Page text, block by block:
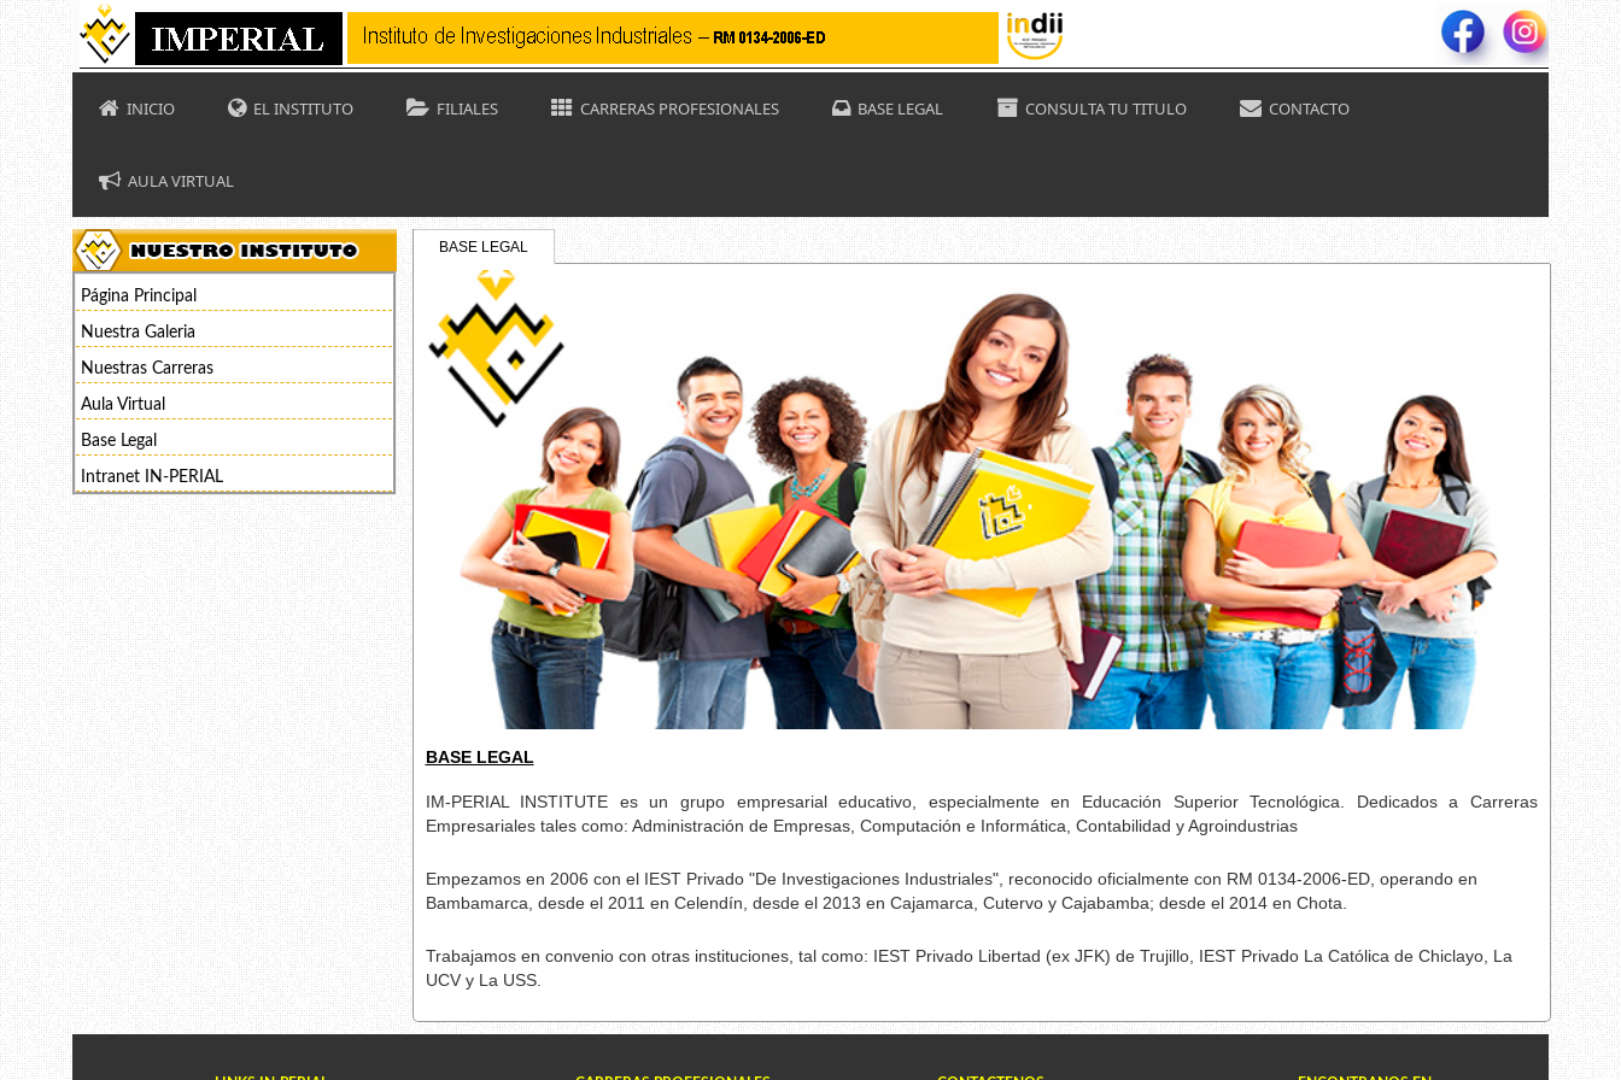
INICIO EL INSTITUTO FILIALES CARRERAS PROFESIONALES BASE LEGAL CONSULTA TU TITULO CONTACTO
AULA VIRTUAL
Página Principal
Nuestra Galeria
Nuestras Carreras
Aula Virtual
Base Legal
Intranet IN-PERIAL
BASE LEGAL
BASE LEGAL
IM-PERIAL INSTITUTE es un grupo empresarial educativo, especialmente en Educación Superior Tecnológica. Dedicados a Carreras
Empresariales tales como: Administración de Empresas, Computación e Informática, Contabilidad y Agroindustrias
Empezamos en 2006 con el IEST Privado "De Investigaciones Industriales", reconocido oficialmente con RM 0134-2006-ED, operando en
Bambamarca, desde el 2011 en Celendín, desde el 2013 en Cajamarca, Cutervo y Cajabamba; desde el 2014 en Chota.
Trabajamos en convenio con otras instituciones, tal como: IEST Privado Libertad (ex JFK) de Trujillo, IEST Privado La Católica de Chiclayo, La
UCV y La USS.